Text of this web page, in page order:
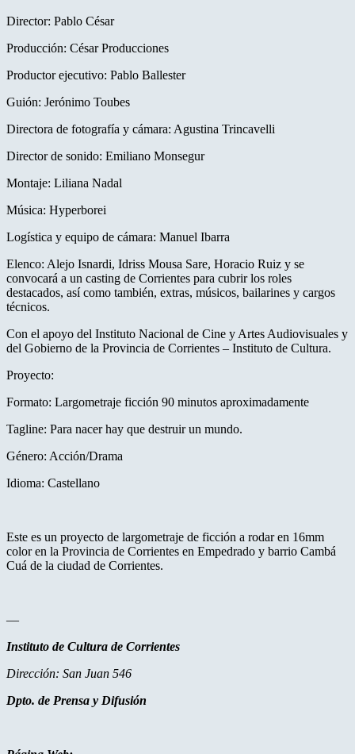
Director: Pablo César
Producción: César Producciones
Productor ejecutivo: Pablo Ballester
Guión: Jerónimo Toubes
Directora de fotografía y cámara: Agustina Trincavelli
Director de sonido: Emiliano Monsegur
Montaje: Liliana Nadal
Música: Hyperborei
Logística y equipo de cámara: Manuel Ibarra
Elenco: Alejo Isnardi, Idriss Mousa Sare, Horacio Ruiz y se
convocará a un casting de Corrientes para cubrir los roles
destacados, así como también, extras, músicos, bailarines y cargos
técnicos.
Con el apoyo del Instituto Nacional de Cine y Artes Audiovisuales y
del Gobierno de la Provincia de Corrientes – Instituto de Cultura.
Proyecto:
Formato: Largometraje ficción 90 minutos aproximadamente
Tagline: Para nacer hay que destruir un mundo.
Género: Acción/Drama
Idioma: Castellano
Este es un proyecto de largometraje de ficción a rodar en 16mm
color en la Provincia de Corrientes en Empedrado y barrio Cambá
Cuá de la ciudad de Corrientes.
—
Instituto de Cultura de Corrientes
Dirección: San Juan 546
Dpto. de Prensa y Difusión